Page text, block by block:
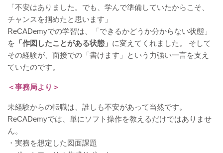
「不安はありました。でも、学んで準備していたからこそ、
チャンスを掴めたと思います」
ReCADemyでの学習は、「できるかどうか分からない状態」
を 「作図したことがある状態」 に変えてくれました。 そして
その経験が、面接での「書けます」という力強い一言を支え
ていたのです。
＜事務局より＞
未経験からの転職は、誰しも不安があって当然です。
ReCADemyでは、単にソフト操作を教えるだけではありませ
ん。
・実務を想定した図面課題